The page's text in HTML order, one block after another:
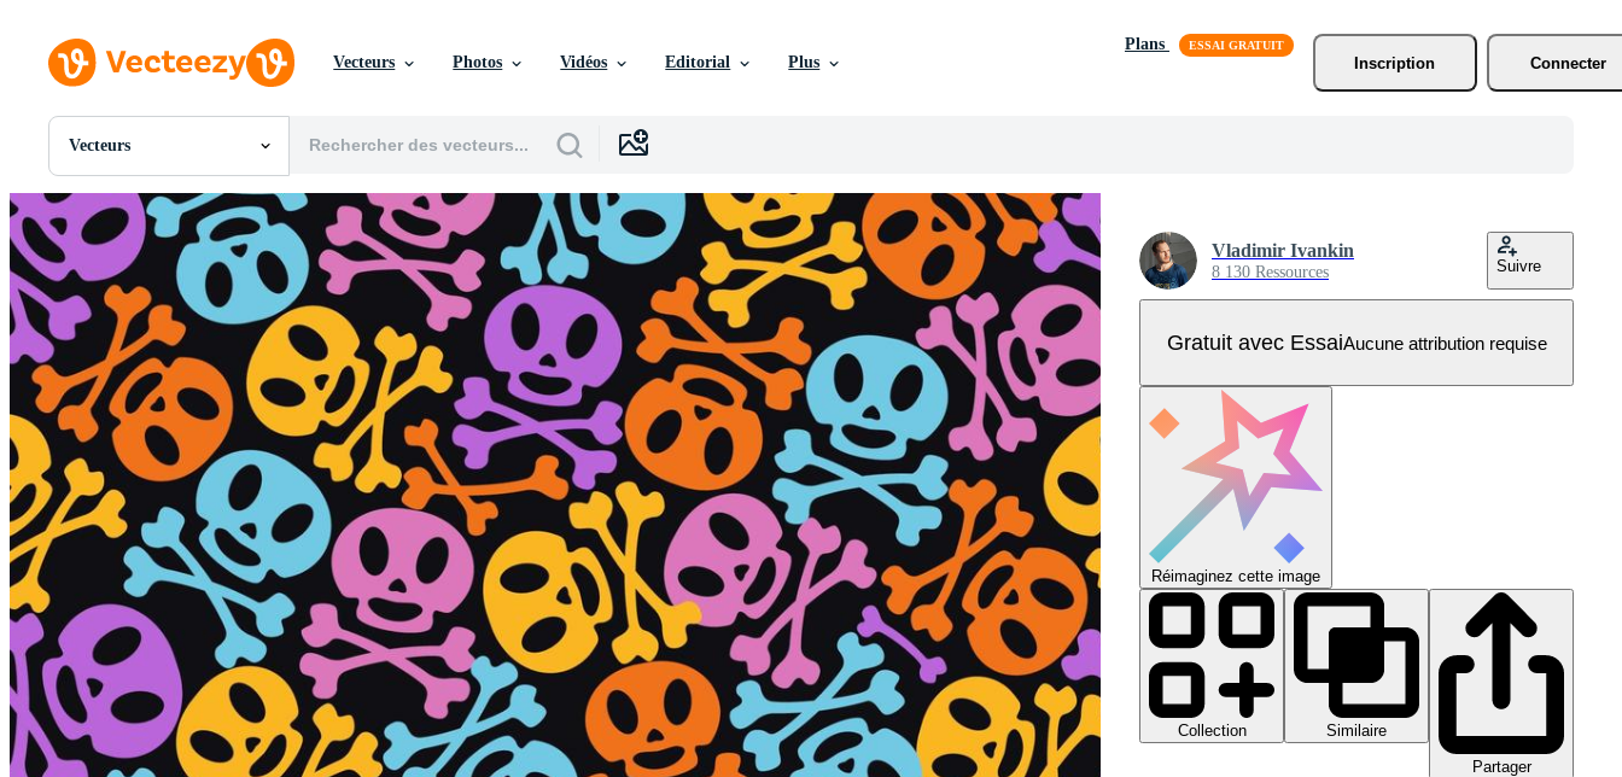
Vecteurs Photos Vidéos Editorial Plus
Plans
Inscription
Connecter
Vecteurs
Toutes Images
Photos
PNGs
PSDs
SVGs
Modèles
Vecteurs
Vidéos
Motion graphics
Images Éditoriales
Événements Éditoriaux
Vladimir Ivankin
8 130 Ressources Suivre
Gratuit avec EssaiAucune attribution requise
Réimaginez cette image
Collection
Similaire
Partager